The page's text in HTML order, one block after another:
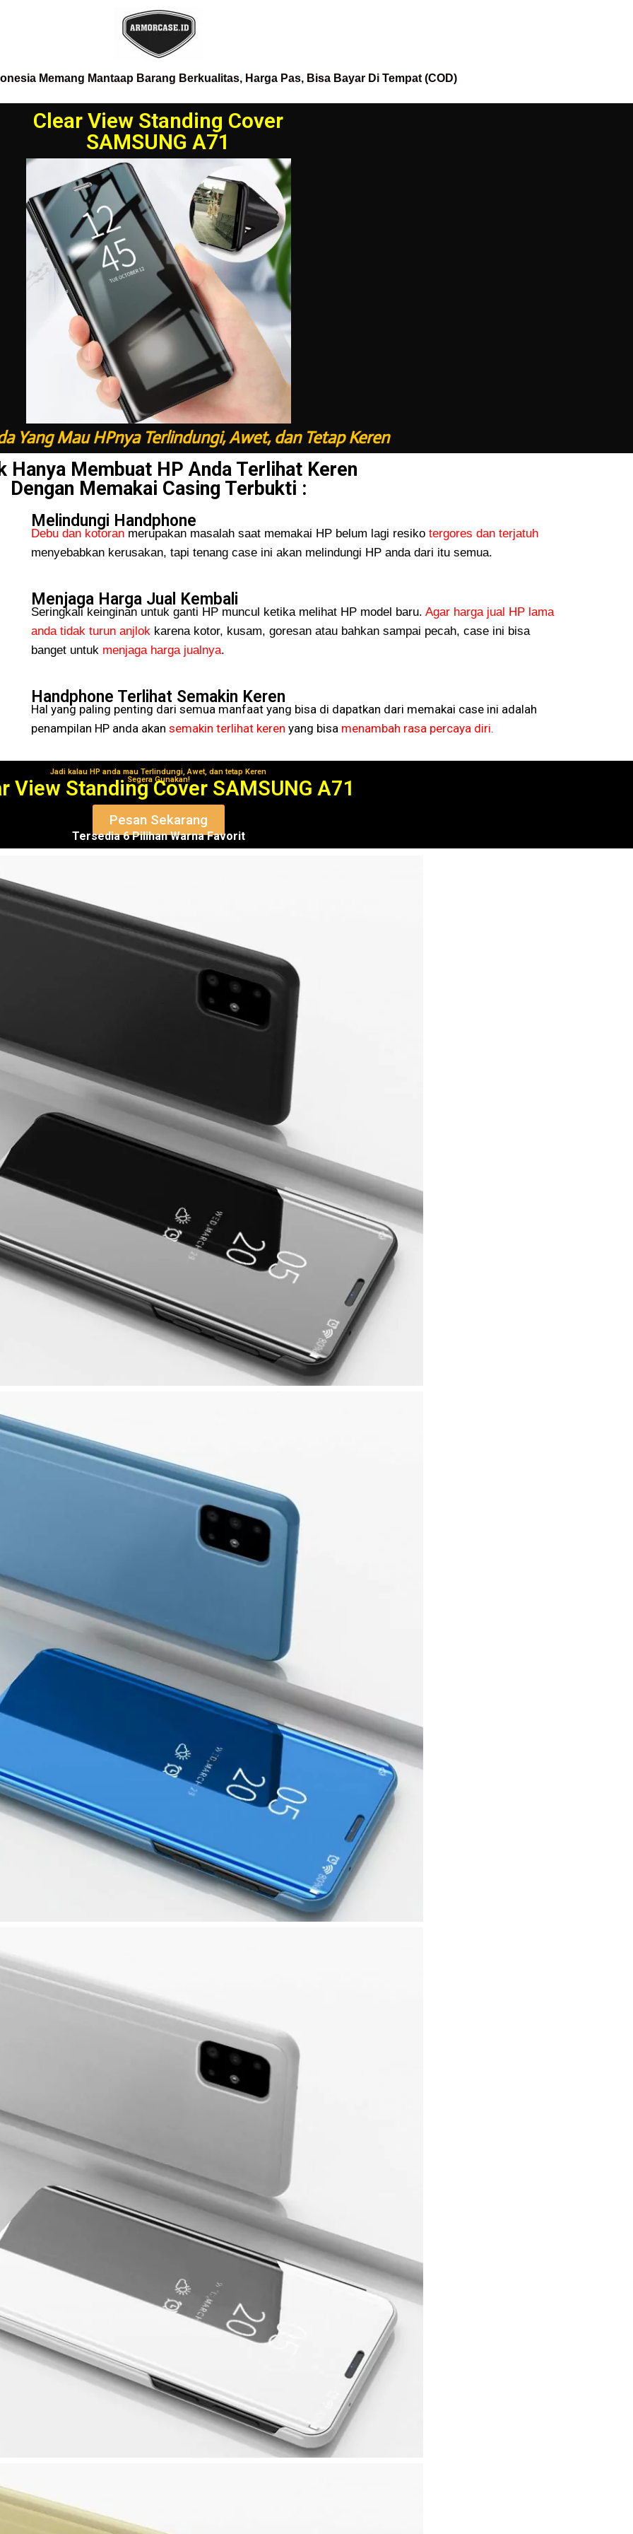
Memang Mantaap Barang Berkualitas, Harga Pas, Bisa Bayar Di Tempat (COD)
Clear View Standing Cover
SAMSUNG A71
Yang Mau HPnya Terlindungi, Awet, dan Tetap Keren
Hanya Membuat HP Anda Terlihat Keren
Dengan Memakai Casing Terbukti :
Melindungi Handphone
Debu dan kotoran merupakan masalah saat memakai HP belum lagi resiko tergores dan terjatuh
menyebabkan kerusakan, tapi tenang case ini akan melindungi HP anda dari itu semua.
Menjaga Harga Jual Kembali
Seringkali keinginan untuk ganti HP muncul ketika melihat HP model baru. Agar harga jual HP lama
anda tidak turun anjlokkarena kotor, kusam, goresan atau bahkan sampai pecah, case ini bisa
banget untuk menjaga harga jualnya.
Handphone Terlihat Semakin Keren
Hal yang paling penting dari semua manfaat yang bisa di dapatkan dari memakai case ini adalah
penampilan HP anda akan semakin terlihat keren yang bisa menambah rasa percaya diri.
Jadi kalau HP anda mau Terlindungi, Awet, dan tetap Keren
Segera Gunakan!
View Standing Cover SAMSUNG A71
Pesan Sekarang
Tersedia 6 Pilihan Warna Favorit